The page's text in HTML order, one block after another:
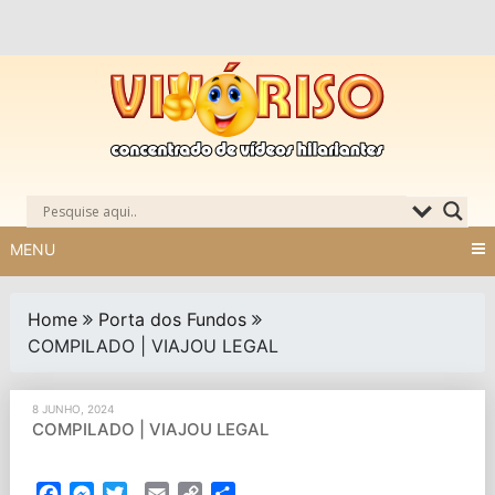
MENU
Home
Porta dos Fundos
COMPILADO | VIAJOU LEGAL
8 JUNHO, 2024
COMPILADO | VIAJOU LEGAL